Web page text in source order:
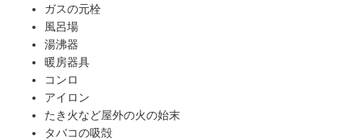
ガスの元栓
風呂場
湯沸器
暖房器具
コンロ
アイロン
たき火など屋外の火の始末
タバコの吸殻